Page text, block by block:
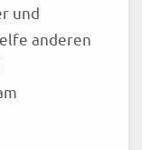
und
anderen